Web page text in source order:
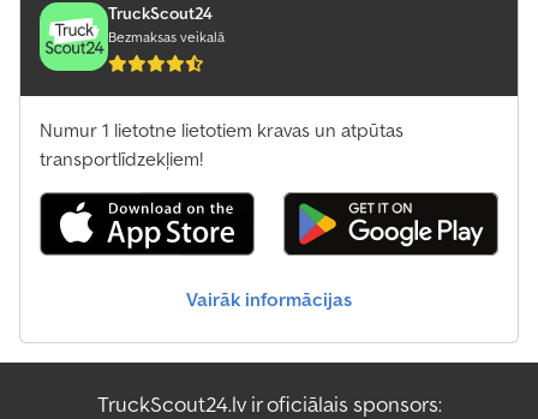
TruckScout24
Bezmaksas veikalā
Numur 1 lietotne lietotiem kravas un atpūtas
transportlīdzekļiem!
Vairāk informācijas
TruckScout24.lv ir oficiālais sponsors: